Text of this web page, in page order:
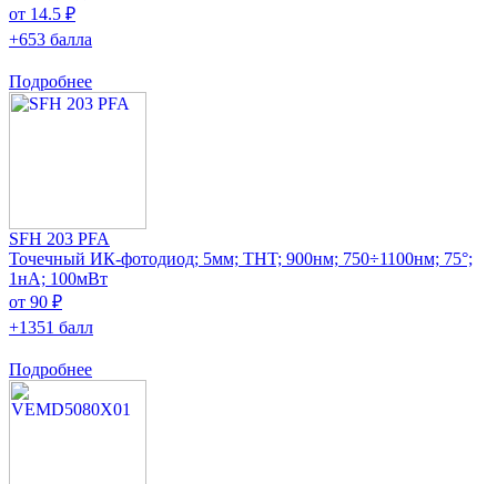
от 14.5 ₽
+653 балла
Подробнее
SFH 203 PFA
Точечный ИК-фотодиод; 5мм; THT; 900нм; 750÷1100нм; 75°;
1нА; 100мВт
от 90 ₽
+1351 балл
Подробнее